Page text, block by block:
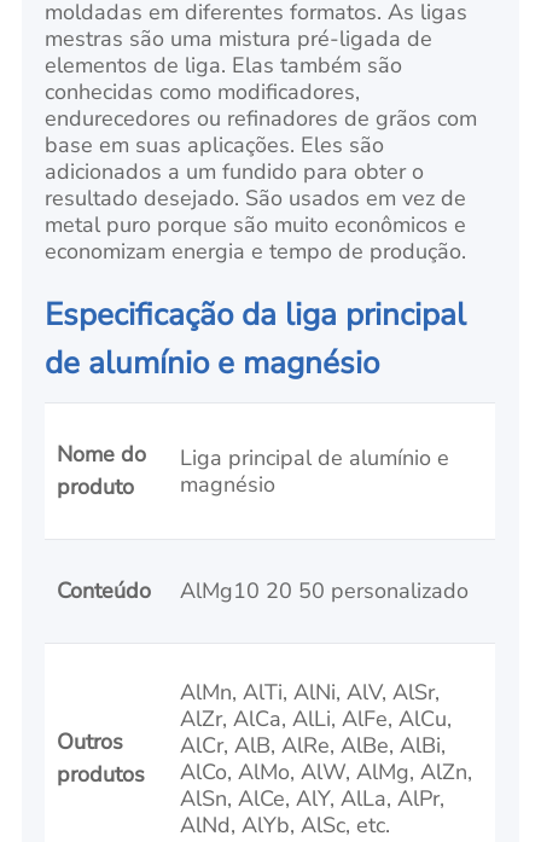
moldadas em diferentes formatos. As ligas
mestras são uma mistura pré-ligada de
elementos de liga. Elas também são
conhecidas como modificadores,
endurecedores ou refinadores de grãos com
base em suas aplicações. Eles são
adicionados a um fundido para obter o
resultado desejado. São usados em vez de
metal puro porque são muito econômicos e
economizam energia e tempo de produção.
Especificação da liga principal
de alumínio e magnésio
Nome do
produto
Liga principal de alumínio e
magnésio
Conteúdo AlMg10 20 50 personalizado
Outros
produtos
AlMn, AlTi, AlNi, AlV, AlSr,
AlZr, AlCa, AlLi, AlFe, AlCu,
AlCr, AlB, AlRe, AlBe, AlBi,
AlCo, AlMo, AlW, AlMg, AlZn,
AlSn, AlCe, AlY, AlLa, AlPr,
AlNd, AlYb, AlSc, etc.